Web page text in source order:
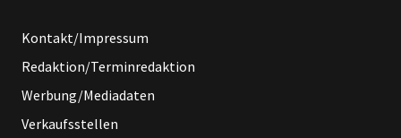
Kontakt/Impressum
Redaktion/Terminredaktion
Werbung/Mediadaten
Verkaufsstellen